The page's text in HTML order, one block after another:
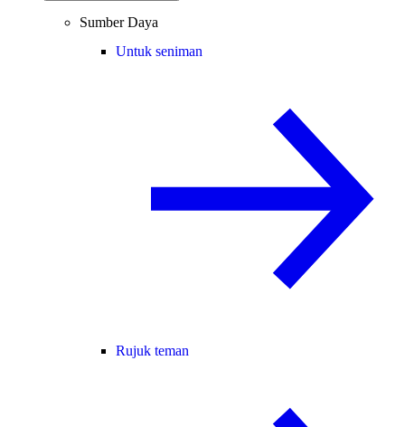
Sumber Daya
Untuk seniman
Rujuk teman